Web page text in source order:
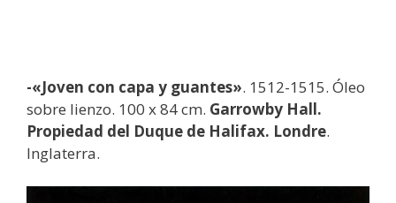
-«Joven con capa y guantes». 1512-1515. Óleo
sobre lienzo. 100 x 84 cm. Garrowby Hall.
Propiedad del Duque de Halifax. Londre.
Inglaterra.